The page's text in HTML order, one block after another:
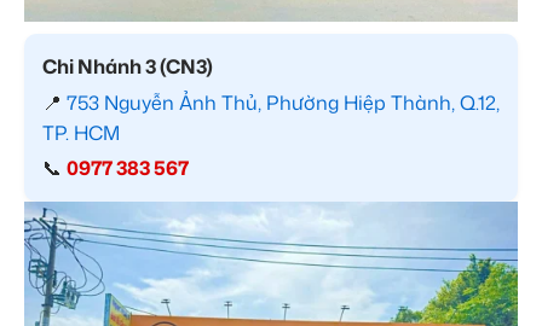
Chi Nhánh 3 (CN3)
📍 753 Nguyễn Ảnh Thủ, Phường Hiệp Thành, Q.12,
TP. HCM
📞 0977 383 567